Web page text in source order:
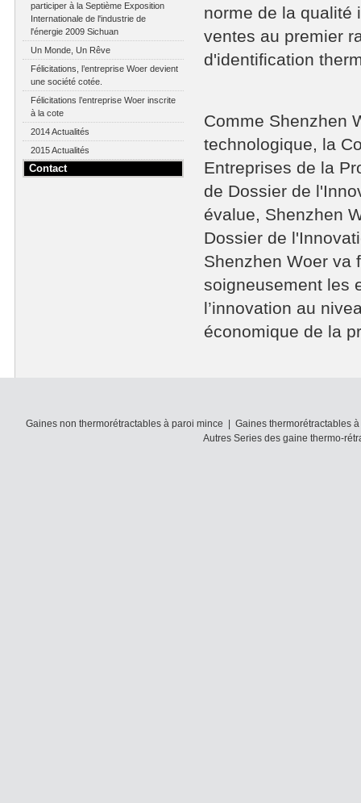
participer à la Septième Exposition
Internationale de l'industrie de
l'énergie 2009 Sichuan
Un Monde, Un Rêve
Félicitations, l’entreprise Woer devient
une société cotée.
Félicitations l’entreprise Woer inscrite
à la cote
2014 Actualités
2015 Actualités
Contact
norme de la qualité
ventes au premier
d'identification
Comme Shenzhen
technologique, la
Entreprises de la
de Dossier de
évalue, Shenzhen
Dossier de
Shenzhen Woer va
soigneusement les
l’innovation au
économique de la
Gaines non thermorétractables à paroi mince
Gaines thermorétractables
Autres Series des gaine thermo-